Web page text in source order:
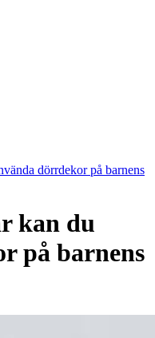
dörrdekor på barnens
kan du
på barnens